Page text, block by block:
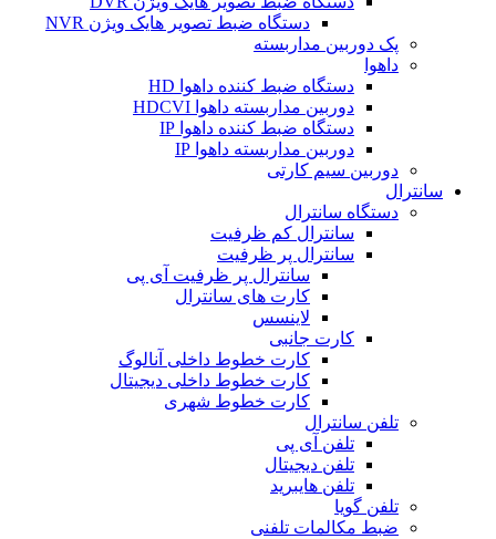
دستگاه ضبط تصویر هایک ویژن NVR
پک دوربین مداربسته
داهوا
دستگاه ضبط کننده داهوا HD
دوربین مداربسته داهوا HDCVI
دستگاه ضبط کننده داهوا IP
دوربین مداربسته داهوا IP
دوربین سیم کارتی
سانترال
دستگاه سانترال
سانترال کم ظرفیت
سانترال پر ظرفیت
سانترال پر ظرفیت آی پی
کارت های سانترال
لاینسس
کارت جانبی
کارت خطوط داخلی آنالوگ
کارت خطوط داخلی دیجیتال
کارت خطوط شهری
تلفن سانترال
تلفن آی پی
تلفن دیجیتال
تلفن هایبرید
تلفن گویا
ضبط مکالمات تلفنی